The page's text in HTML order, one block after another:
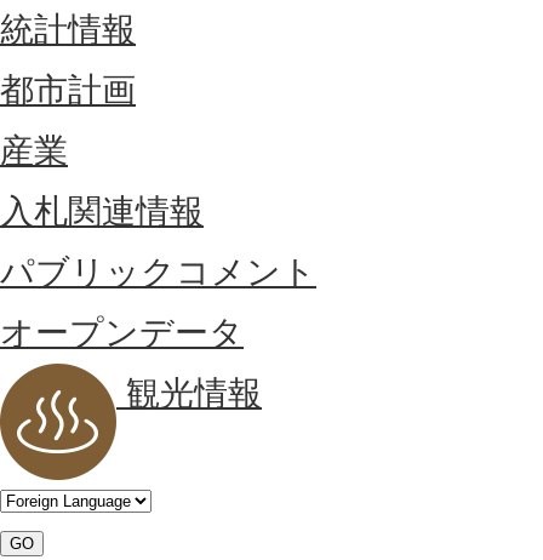
統計情報
都市計画
産業
入札関連情報
パブリックコメント
オープンデータ
観光情報
GO